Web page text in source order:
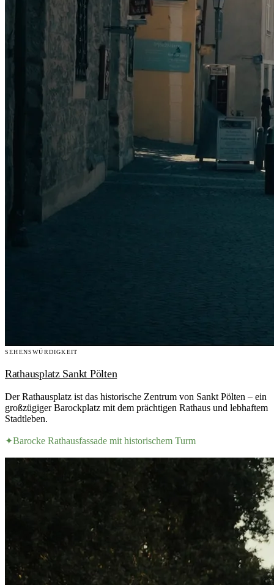
SEHENSWÜRDIGKEIT
Rathausplatz Sankt Pölten
Der Rathausplatz ist das historische Zentrum von Sankt Pölten – ein
großzügiger Barockplatz mit dem prächtigen Rathaus und lebhaftem
Stadtleben.
✦Barocke Rathausfassade mit historischem Turm